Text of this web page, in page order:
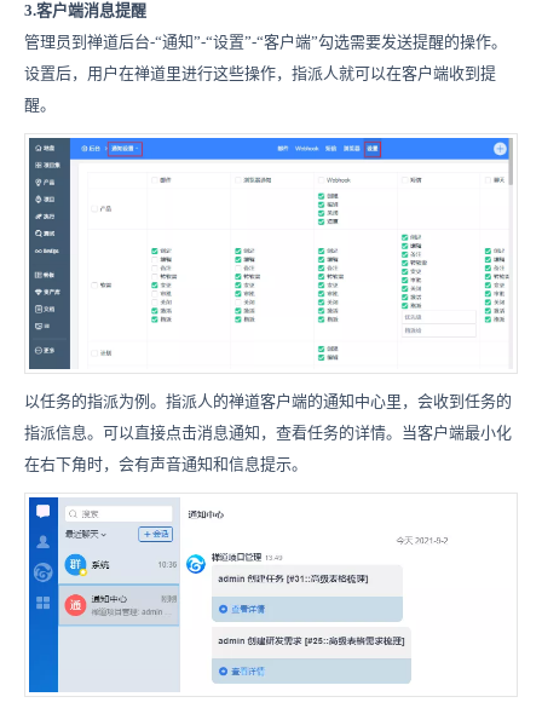
3.客户端消息提醒
管理员到禅道后台-“通知”-“设置”-“客户端”勾选需要发送提醒的操作。
设置后，用户在禅道里进行这些操作，指派人就可以在客户端收到提
醒。
以任务的指派为例。指派人的禅道客户端的通知中心里，会收到任务的
指派信息。可以直接点击消息通知，查看任务的详情。当客户端最小化
在右下角时，会有声音通知和信息提示。